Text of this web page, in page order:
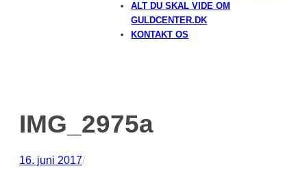
ALT DU SKAL VIDE OM
GULDCENTER.DK
KONTAKT OS
IMG_2975a
16. juni 2017/